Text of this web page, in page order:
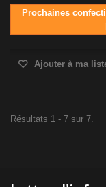
Prochaines
Ajouter à ma
Résultats 1 - 7 sur 7.